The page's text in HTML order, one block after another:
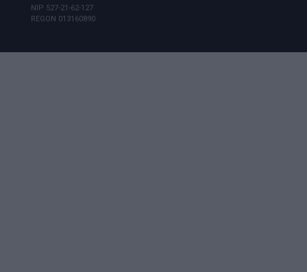
NIP 527-21-62-127
REGON 013160890